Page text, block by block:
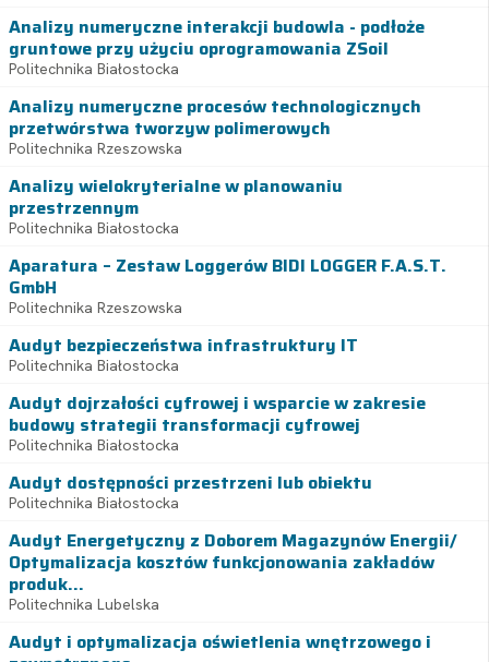
Analizy numeryczne interakcji budowla - podłoże
gruntowe przy użyciu oprogramowania ZSoil
Politechnika Białostocka
Analizy numeryczne procesów technologicznych
przetwórstwa tworzyw polimerowych
Politechnika Rzeszowska
Analizy wielokryterialne w planowaniu
przestrzennym
Politechnika Białostocka
Aparatura – Zestaw Loggerów BIDI LOGGER F.A.S.T.
GmbH
Politechnika Rzeszowska
Audyt bezpieczeństwa infrastruktury IT
Politechnika Białostocka
Audyt dojrzałości cyfrowej i wsparcie w zakresie
budowy strategii transformacji cyfrowej
Politechnika Białostocka
Audyt dostępności przestrzeni lub obiektu
Politechnika Białostocka
Audyt Energetyczny z Doborem Magazynów Energii/
Optymalizacja kosztów funkcjonowania zakładów
produk...
Politechnika Lubelska
Audyt i optymalizacja oświetlenia wnętrzowego i